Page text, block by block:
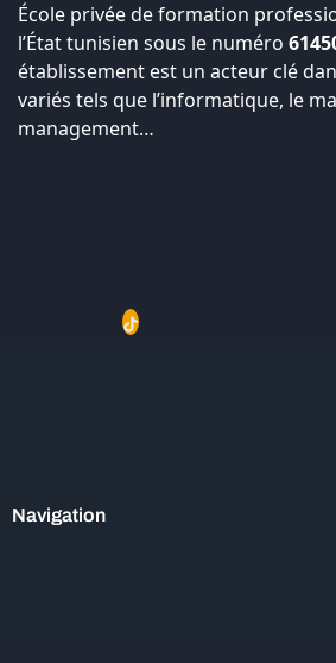
École privée de formation
l’État tunisien sous le numéro
établissement est un acteur clé
variés tels que l’informatique, le
management…
Navigation